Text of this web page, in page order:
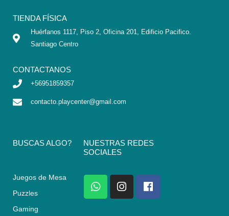
TIENDA FÍSICA
Huérfanos 1117, Piso 2, Oficina 201, Edificio Pacifico.
Santiago Centro
CONTACTANOS
+56951859357
contacto.playcenter@gmail.com
BUSCAS ALGO?
Juegos de Mesa
Puzzles
Gaming
NUESTRAS REDES
SOCIALES
W
h
a
I
n
s
F
a
c